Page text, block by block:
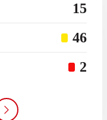
15
46
2